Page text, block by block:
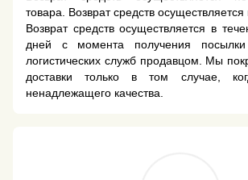
товара. Возврат средств осуществляется
Возврат средств осуществляется в
дней с момента получения
логистических служб продавцом. Мы
доставки только в том случае,
ненадлежащего качества.